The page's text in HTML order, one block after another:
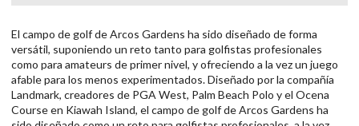
El campo de golf de Arcos Gardens ha sido diseñado de forma
versátil, suponiendo un reto tanto para golfistas profesionales
como para amateurs de primer nivel, y ofreciendo a la vez un juego
afable para los menos experimentados. Diseñado por la compañía
Landmark, creadores de PGA West, Palm Beach Polo y el Ocena
Course en Kiawah Island, el campo de golf de Arcos Gardens ha